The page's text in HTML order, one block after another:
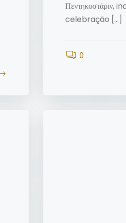
Πεντηκοστάριν,
celebração […]
0